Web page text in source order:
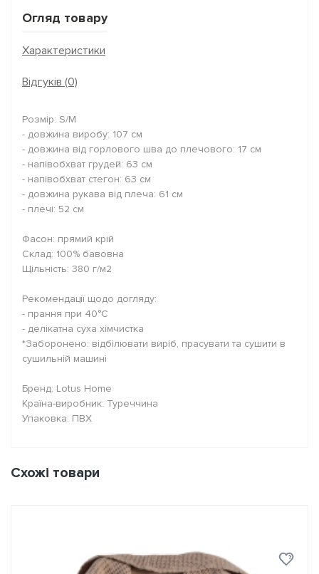
Огляд товару
Характеристики
Відгуків (0)
Розмір: S/M
- довжина виробу: 107 см
- довжина від горлового шва до плечового: 17 см
- напівобхват грудей: 63 см
- напівобхват стегон: 63 см
- довжина рукава від плеча: 61 см
- плечі: 52 см
Фасон: прямий крій
Склад: 100% бавовна
Щільність: 380 г/м2
Рекомендації щодо догляду:
- прання при 40°C
- делікатна суха хімчистка
*Заборонено: відбілювати виріб, прасувати та сушити в
сушильній машині
Бренд: Lotus Home
Країна-виробник: Туреччина
Упаковка: ПВХ
Схожі товари